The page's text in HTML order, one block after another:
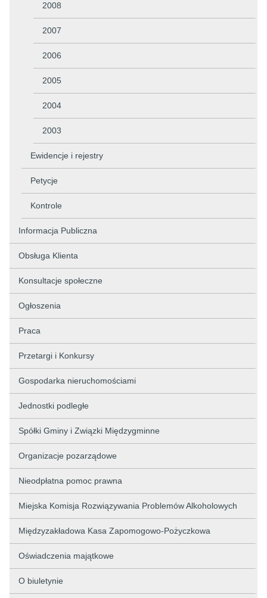
2008
2007
2006
2005
2004
2003
Ewidencje i rejestry
Petycje
Kontrole
Informacja Publiczna
Obsługa Klienta
Konsultacje społeczne
Ogłoszenia
Praca
Przetargi i Konkursy
Gospodarka nieruchomościami
Jednostki podległe
Spółki Gminy i Związki Międzygminne
Organizacje pozarządowe
Nieodpłatna pomoc prawna
Miejska Komisja Rozwiązywania Problemów Alkoholowych
Międzyzakładowa Kasa Zapomogowo-Pożyczkowa
Oświadczenia majątkowe
O biuletynie